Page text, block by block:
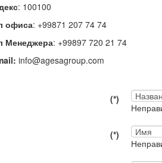
: 100100
офиса: +99871 207 74 74
Менеджера: +99897 720 21 74
info@agesagroup.com
(*)
(*)